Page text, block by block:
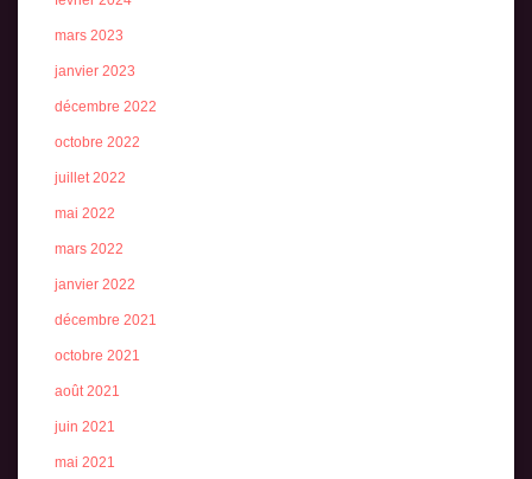
mars 2023
janvier 2023
décembre 2022
octobre 2022
juillet 2022
mai 2022
mars 2022
janvier 2022
décembre 2021
octobre 2021
août 2021
juin 2021
mai 2021